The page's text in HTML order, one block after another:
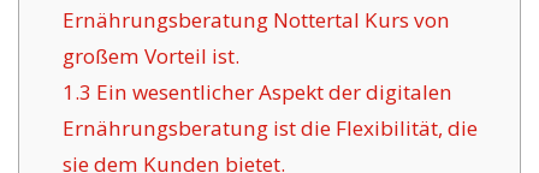
Ernährungsberatung Nottertal Kurs von
großem Vorteil ist.
1.3 Ein wesentlicher Aspekt der digitalen
Ernährungsberatung ist die Flexibilität, die
sie dem Kunden bietet.